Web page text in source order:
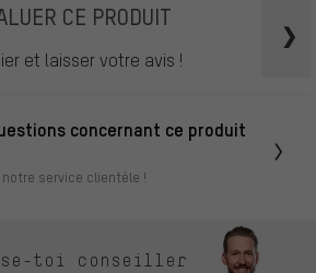
CE PRODUIT
et laisser votre avis !
concernant ce produit
service clientèle !
toi conseiller